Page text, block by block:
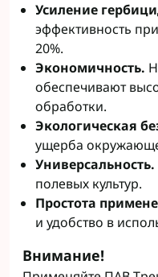
Усиление
эффективность
20%.
Экономичность.
обеспечивают
обработки.
Экологическая
ущерба
Универсальность.
полевых культур.
Простота
и удобство в
Внимание!